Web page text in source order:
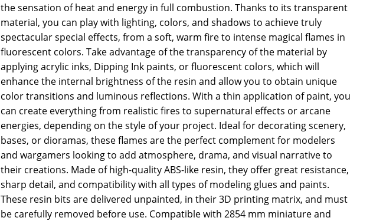
the sensation of heat and energy in full combustion. Thanks to its transparent
material, you can play with lighting, colors, and shadows to achieve truly
spectacular special effects, from a soft, warm fire to intense magical flames in
fluorescent colors. Take advantage of the transparency of the material by
applying acrylic inks, Dipping Ink paints, or fluorescent colors, which will
enhance the internal brightness of the resin and allow you to obtain unique
color transitions and luminous reflections. With a thin application of paint, you
can create everything from realistic fires to supernatural effects or arcane
energies, depending on the style of your project. Ideal for decorating scenery,
bases, or dioramas, these flames are the perfect complement for modelers
and wargamers looking to add atmosphere, drama, and visual narrative to
their creations. Made of high-quality ABS-like resin, they offer great resistance,
sharp detail, and compatibility with all types of modeling glues and paints.
These resin bits are delivered unpainted, in their 3D printing matrix, and must
be carefully removed before use. Compatible with 2854 mm miniature and